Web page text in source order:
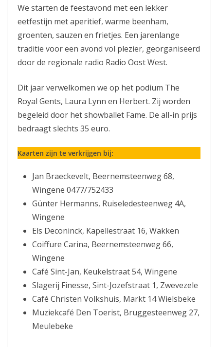
We starten de feestavond met een lekker
eetfestijn met aperitief, warme beenham,
groenten, sauzen en frietjes. Een jarenlange
traditie voor een avond vol plezier, georganiseerd
door de regionale radio Radio Oost West.
Dit jaar verwelkomen we op het podium The
Royal Gents, Laura Lynn en Herbert. Zij worden
begeleid door het showballet Fame. De all-in prijs
bedraagt slechts 35 euro.
Kaarten zijn te verkrijgen bij:
Jan Braeckevelt, Beernemsteenweg 68,
Wingene 0477/752433
Günter Hermanns, Ruiseledesteenweg 4A,
Wingene
Els Deconinck, Kapellestraat 16, Wakken
Coiffure Carina, Beernemsteenweg 66,
Wingene
Café Sint-Jan, Keukelstraat 54, Wingene
Slagerij Finesse, Sint-Jozefstraat 1, Zwevezele
Café Christen Volkshuis, Markt 14 Wielsbeke
Muziekcafé Den Toerist, Bruggesteenweg 27,
Meulebeke